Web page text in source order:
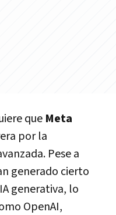
que Meta
por la
Pese a
generado cierto
generativa, lo
OpenAI,